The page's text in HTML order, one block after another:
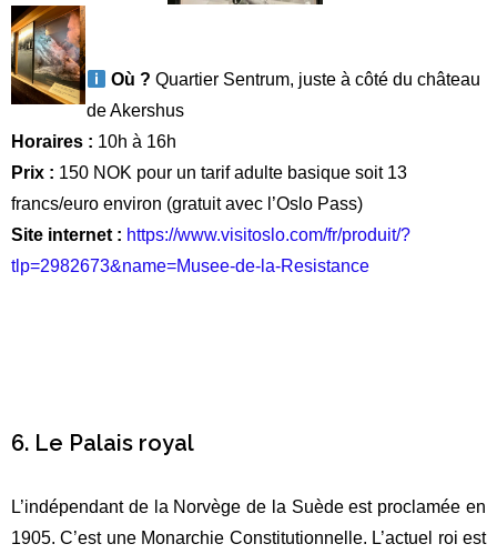
journaux de cinq années d’occupation, de l’invasion à la
libération. C’est très intéressant pour en savoir davantage
au sujet de la position de la Norvège pendant la Seconde